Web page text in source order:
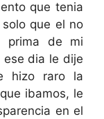
que tenia
que el no
prima de mi
ese dia le dije
hizo raro la
ibamos, le
en el